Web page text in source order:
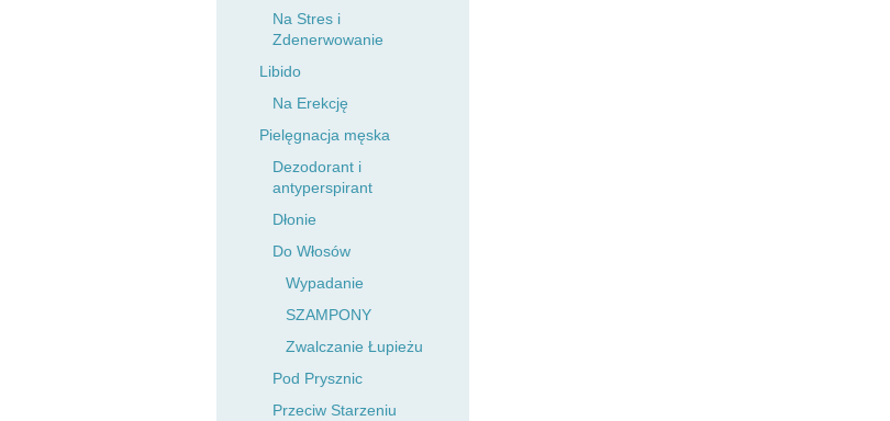
Na Stres i
Zdenerwowanie
Libido
Na Erekcję
Pielęgnacja męska
Dezodorant i
antyperspirant
Dłonie
Do Włosów
Wypadanie
SZAMPONY
Zwalczanie Łupieżu
Pod Prysznic
Przeciw Starzeniu